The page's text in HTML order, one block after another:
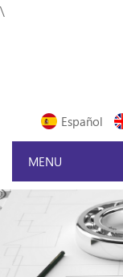
\
Español